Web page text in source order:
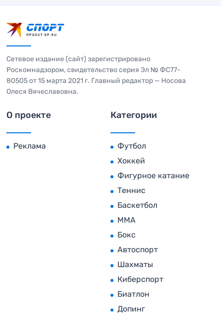
Сетевое издание (сайт) зарегистрировано
Роскомнадзором, свидетельство серия Эл № ФС77-
80505 от 15 марта 2021 г. Главный редактор — Носова
Олеся Вячеславовна.
О проекте
Реклама
Категории
Футбол
Хоккей
Фигурное катание
Теннис
Баскетбол
MMA
Бокс
Автоспорт
Шахматы
Киберспорт
Биатлон
Допинг